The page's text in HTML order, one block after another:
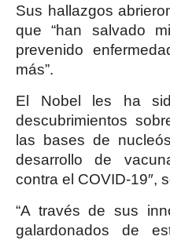
Sus hallazgos
que “han salvado
prevenido
más”.
El Nobel les ha
descubrimientos
las bases de
desarrollo de
contra el COVID-19″,
“A través de sus
galardonados de